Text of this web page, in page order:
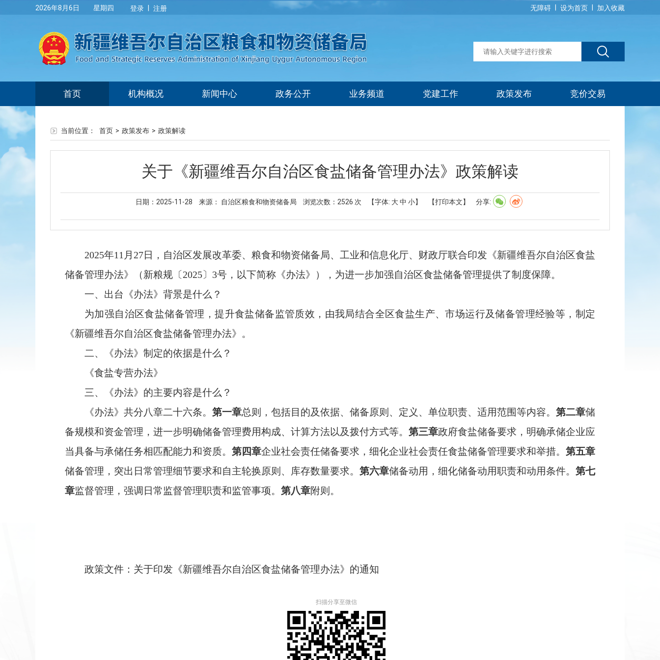
2026年8月6日 星期四 登录 注册 无障碍 设为首页 加入收藏
首页 机构概况 新闻中心 政务公开 业务频道 党建工作 政策发布 竞价交易
当前位置： 首页 > 政策发布 > 政策解读
关于《新疆维吾尔自治区食盐储备管理办法》政策解读
日期：2025-11-28 来源： 自治区粮食和物资储备局 浏览次数： 2526 次 【字体: 大中 小】 【打印本文】 分享:
2025年11 月 27日， 自治区发展改革委、粮食和物资储备局、工业和信息化厅、财政厅联合印发《新疆维吾尔自治区食盐
储备管理办法》（新粮规 〔 2025〕 3号，以下简称《办法》），为进一步加强自治区食盐储备管理提供了制度保障。
一、出台《办法》背景是什么？
为加强自治区食盐储备管理，提升食盐储备监管质效， 由我局结合全区食盐生产、市场运行及储备管理经验等，制定
《新疆维吾尔自治区食盐储备管理办法》。
二、《办法》制定的依据是什么？
《食盐专营办法》
三、《办法》的主要内容是什么？
《办法》 共分八章二十六条。 第一章总则 ， 包括目的及依据、储备原则、定义、单位职责、适用范围等内容。 第二章储
备规模和资金管理 ， 进一步明确储备管理费用构成、计算方法以及拨付方式等。 第三章政府食盐储备要求 ，明确承储企业应
当具备与承储任务相匹配能力和资质。 第四章企业社会责任储备要求，细化企业社会责任食盐储备管理要求和举措。 第五章
储备管理 ，突出日常管理细节要求和自主轮换原则 、库存数量要求。 第六章储备动用 ，细化储备动用职责和动用条件。 第七
章监督管理 ，强调日常监督管理职责和监管事项。 第八章附则。
政策文件： 关于印发《新疆维吾尔自治区食盐储备管理办法》的通知
扫描分享至微信